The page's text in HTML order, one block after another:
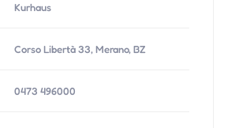
Kurhaus
Corso Libertà 33, Merano, BZ
0473 496000